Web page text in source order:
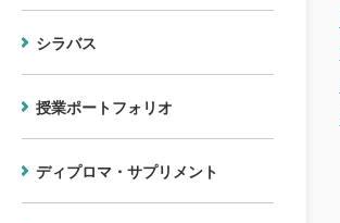
シラバス
授業ポートフォリオ
ディプロマ・サプリメント